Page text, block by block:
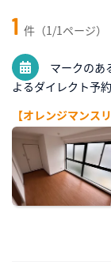
1 件（1/1ページ）
マークのあ
よるダイレクト予
【オレンジマンス